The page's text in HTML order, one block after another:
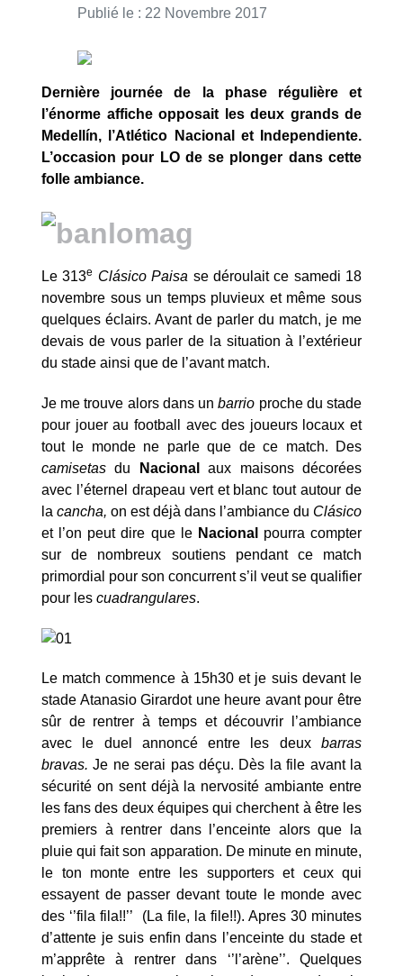
Publié le : 22 Novembre 2017
Dernière journée de la phase régulière et
l’énorme affiche opposait les deux grands de
Medellín, l’Atlético Nacional et Independiente.
L’occasion pour LO de se plonger dans cette
folle ambiance.
Le 313e Clásico Paisa se déroulait ce samedi 18
novembre sous un temps pluvieux et même sous
quelques éclairs. Avant de parler du match, je me
devais de vous parler de la situation à l’extérieur
du stade ainsi que de l’avant match.
Je me trouve alors dans unbarrio proche du stade
pour jouer au football avec des joueurs locaux et
tout le monde ne parle que de ce match. Des
camisetas du Nacional
aux maisons décorées
avec l’éternel drapeau vert et blanc tout autour de
la cancha, on est déjà dans l’ambiance du Clásico
et l’on peut dire que le Nacional
pourra compter
sur de nombreux soutiens pendant ce match
primordial pour son concurrent s’il veut se qualifier
pour les cuadrangulares.
Le match commence à 15h30 et je suis devant le
stade Atanasio Girardot une heure avant pour être
sûr de rentrer à temps et découvrir l’ambiance
avec le duel annoncé entre les deux barras
bravas.Je ne serai pas déçu. Dès la file avant la
sécurité on sent déjà la nervosité ambiante entre
les fans des deux équipes qui cherchent à être les
premiers à rentrer dans l’enceinte alors que la
pluie qui fait son apparation. De minute en minute,
le ton monte entre les supporters et ceux qui
essayent de passer devant toute le monde avec
des ‘’fila fila!!’’ (La file, la file!!). Apres 30 minutes
d’attente je suis enfin dans l’enceinte du stade et
m’apprête à rentrer dans ‘’l’arène’’. Quelques